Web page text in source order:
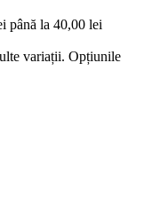
până la 40,00 lei
variații. Opțiunile